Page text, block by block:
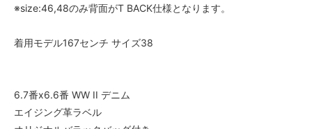
※size:46,48のみ背面がT BACK仕様となります。
着用モデル167センチ サイズ38
6.7番x6.6番 WW II デニム
エイジング革ラベル